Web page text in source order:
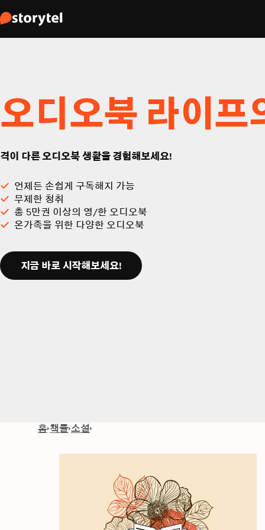
오디오북 라이프
격이 다른 오디오북 생활을 경험해보세요!
언제든 손쉽게 구독해지 가능
무제한 청취
총 5만권 이상의 영/한 오디오북
온가족을 위한 다양한 오디오북
지금 바로 시작해보세요!
홈 책들 소설